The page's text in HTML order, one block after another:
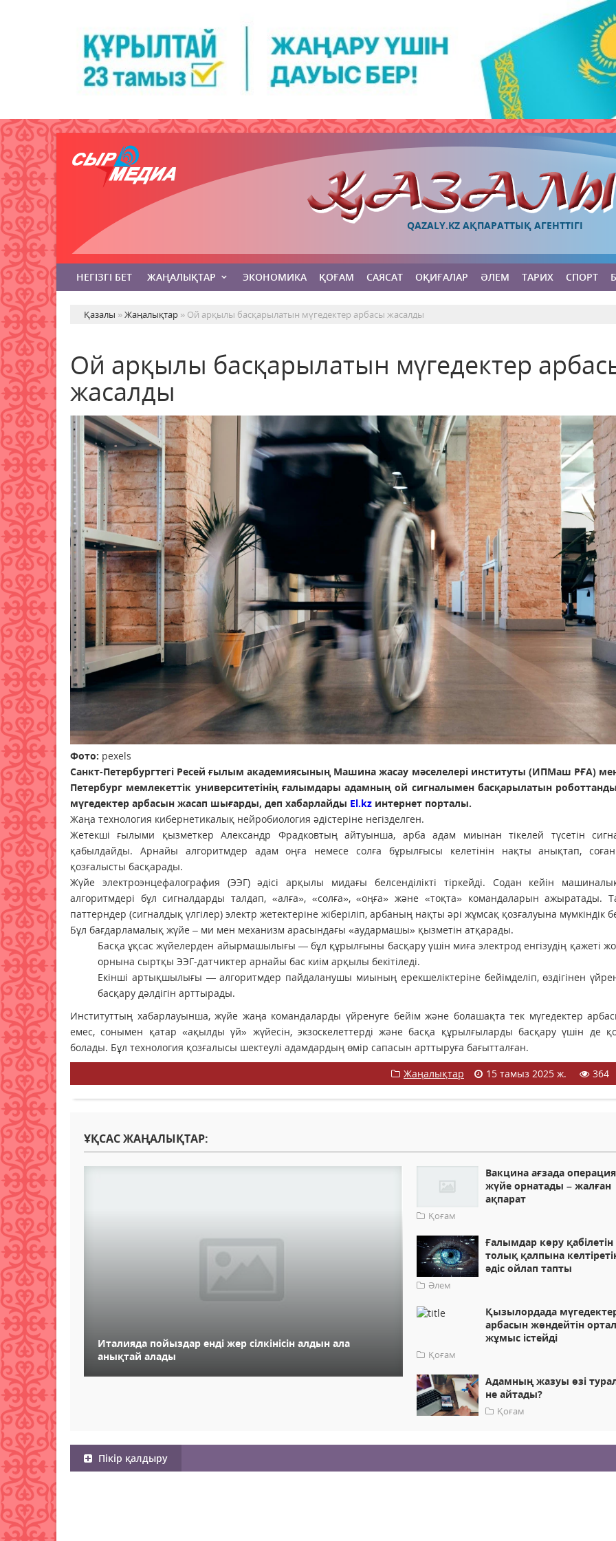
QAZALY.KZ АҚПАРАТТЫҚ АГЕНТТІГІ
НЕГІЗГІ БЕТ ЖАҢАЛЫҚТАР ЭКОНОМИКА ҚОҒАМ САЯСАТ ОҚИҒАЛАР ӘЛЕМ ТАРИХ СПОРТ
Қазалы »Жаңалықтар » Ой арқылы басқарылатын мүгедектер арбасы жасалды
Ой арқылы басқарылатын мүгедектер
жасалды
Фото: pexels
Санкт-Петербургтегі Ресей ғылым академиясының Машина жасау мәселелері институты (ИПМаш РҒА)
Петербург мемлекеттік университетінің ғалымдары адамның ой сигналымен басқарылатын
мүгедектер арбасын жасап шығарды, деп хабарлайды El.kz интернет порталы.
Жаңа технология кибернетикалық нейробиология әдістеріне негізделген.
Жетекші ғылыми қызметкер Александр Фрадковтың айтуынша, арба адам миынан тікелей түсетін
қабылдайды. Арнайы алгоритмдер адам оңға немесе солға бұрылғысы келетінін нақты анықтап,
қозғалысты басқарады.
Жүйе электроэнцефалография (ЭЭГ) әдісі арқылы мидағы белсенділікті тіркейді. Содан кейін
алгоритмдері бұл сигналдарды талдап, «алға», «солға», «оңға» және «тоқта» командаларын ажыратады.
паттерндер (сигналдық үлгілер) электр жетектеріне жіберіліп, арбаның нақты әрі жұмсақ қозғалуына мүмкіндік
Бұл бағдарламалық жүйе – ми мен механизм арасындағы «аудармашы» қызметін атқарады.
Басқа ұқсас жүйелерден айырмашылығы — бұл құрылғыны басқару үшін миға электрод енгізудің қажеті
орнына сыртқы ЭЭГ-датчиктер арнайы бас киім арқылы бекітіледі.
Екінші артықшылығы — алгоритмдер пайдаланушы миының ерекшеліктеріне бейімделіп, өздігінен
басқару дәлдігін арттырады.
Институттың хабарлауынша, жүйе жаңа командаларды үйренуге бейім және болашақта тек мүгедектер
емес, сонымен қатар «ақылды үй» жүйесін, экзоскелеттерді және басқа құрылғыларды басқару үшін де
болады. Бұл технология қозғалысы шектеулі адамдардың өмір сапасын арттыруға бағытталған.
Жаңалықтар
15 тамыз 2025 ж. 364
ҰҚСАС ЖАҢАЛЫҚТАР:
Италияда пойыздар енді жер сілкінісін алдын ала
анықтай алады
Вакцина ағзада
жүйе орнатады – жалған
ақпарат
Қоғам
Ғалымдар көру қабілетін
толық қалпына
әдіс ойлап тапты
Әлем
Қызылордада
арбасын жөндейтін
жұмыс істейді
Қоғам
Адамның жазуы өзі
не айтады?
Қоғам
Пікір қалдыру